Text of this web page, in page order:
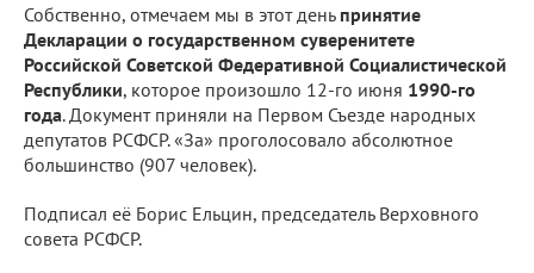
Собственно, отмечаем мы в этот день принятие
Декларации о государственном суверенитете
Российской Советской Федеративной Социалистической
Республики, которое произошло 12-го июня 1990-го
года. Документ приняли на Первом Съезде народных
депутатов РСФСР. «За» проголосовало абсолютное
большинство (907 человек).
Подписал её Борис Ельцин, председатель Верховного
совета РСФСР.